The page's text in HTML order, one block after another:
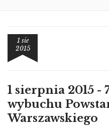
1 sie
2015
1 sierpnia 2015 -
wybuchu
Warszawskiego